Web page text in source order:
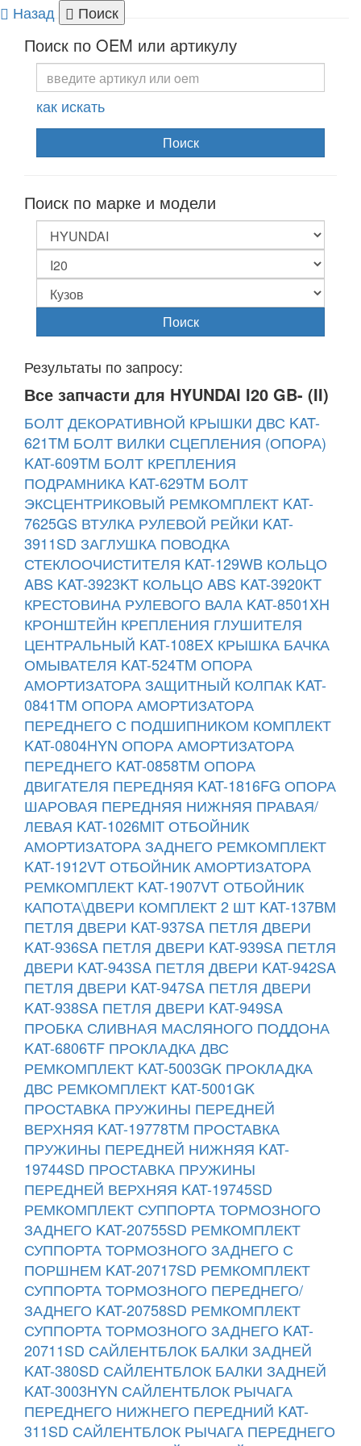
Назад Поиск
Поиск по OEM или артикулу
как искать
Поиск
Поиск по марке и модели
Поиск
Результаты по запросу:
Все запчасти для HYUNDAI I20 GB- (II)
БОЛТ ДЕКОРАТИВНОЙ КРЫШКИ ДВС KAT-
621TM БОЛТ ВИЛКИ СЦЕПЛЕНИЯ (ОПОРА)
KAT-609TM БОЛТ КРЕПЛЕНИЯ
ПОДРАМНИКА KAT-629TM БОЛТ
ЭКСЦЕНТРИКОВЫЙ РЕМКОМПЛЕКТ KAT-
7625GS ВТУЛКА РУЛЕВОЙ РЕЙКИ KAT-
3911SD ЗАГЛУШКА ПОВОДКА
СТЕКЛООЧИСТИТЕЛЯ KAT-129WB КОЛЬЦО
ABS KAT-3923KT КОЛЬЦО ABS KAT-3920KT
КРЕСТОВИНА РУЛЕВОГО ВАЛА KAT-8501XH
КРОНШТЕЙН КРЕПЛЕНИЯ ГЛУШИТЕЛЯ
ЦЕНТРАЛЬНЫЙ KAT-108EX КРЫШКА БАЧКА
ОМЫВАТЕЛЯ KAT-524TM ОПОРА
АМОРТИЗАТОРА ЗАЩИТНЫЙ КОЛПАК KAT-
0841TM ОПОРА АМОРТИЗАТОРА
ПЕРЕДНЕГО С ПОДШИПНИКОМ КОМПЛЕКТ
KAT-0804HYN ОПОРА АМОРТИЗАТОРА
ПЕРЕДНЕГО KAT-0858TM ОПОРА
ДВИГАТЕЛЯ ПЕРЕДНЯЯ KAT-1816FG ОПОРА
ШАРОВАЯ ПЕРЕДНЯЯ НИЖНЯЯ ПРАВАЯ/
ЛЕВАЯ KAT-1026MIT ОТБОЙНИК
АМОРТИЗАТОРА ЗАДНЕГО РЕМКОМПЛЕКТ
KAT-1912VT ОТБОЙНИК АМОРТИЗАТОРА
РЕМКОМПЛЕКТ KAT-1907VT ОТБОЙНИК
КАПОТА\ДВЕРИ КОМПЛЕКТ 2 ШТ KAT-137BM
ПЕТЛЯ ДВЕРИ KAT-937SA ПЕТЛЯ ДВЕРИ
KAT-936SA ПЕТЛЯ ДВЕРИ KAT-939SA ПЕТЛЯ
ДВЕРИ KAT-943SA ПЕТЛЯ ДВЕРИ KAT-942SA
ПЕТЛЯ ДВЕРИ KAT-947SA ПЕТЛЯ ДВЕРИ
KAT-938SA ПЕТЛЯ ДВЕРИ KAT-949SA
ПРОБКА СЛИВНАЯ МАСЛЯНОГО ПОДДОНА
KAT-6806TF ПРОКЛАДКА ДВС
РЕМКОМПЛЕКТ KAT-5003GK ПРОКЛАДКА
ДВС РЕМКОМПЛЕКТ KAT-5001GK
ПРОСТАВКА ПРУЖИНЫ ПЕРЕДНЕЙ
ВЕРХНЯЯ KAT-19778TM ПРОСТАВКА
ПРУЖИНЫ ПЕРЕДНЕЙ НИЖНЯЯ KAT-
19744SD ПРОСТАВКА ПРУЖИНЫ
ПЕРЕДНЕЙ ВЕРХНЯЯ KAT-19745SD
РЕМКОМПЛЕКТ СУППОРТА ТОРМОЗНОГО
ЗАДНЕГО KAT-20755SD РЕМКОМПЛЕКТ
СУППОРТА ТОРМОЗНОГО ЗАДНЕГО С
ПОРШНЕМ KAT-20717SD РЕМКОМПЛЕКТ
СУППОРТА ТОРМОЗНОГО ПЕРЕДНЕГО/
ЗАДНЕГО KAT-20758SD РЕМКОМПЛЕКТ
СУППОРТА ТОРМОЗНОГО ЗАДНЕГО KAT-
20711SD САЙЛЕНТБЛОК БАЛКИ ЗАДНЕЙ
KAT-380SD САЙЛЕНТБЛОК БАЛКИ ЗАДНЕЙ
KAT-3003HYN САЙЛЕНТБЛОК РЫЧАГА
ПЕРЕДНЕГО НИЖНЕГО ПЕРЕДНИЙ KAT-
311SD САЙЛЕНТБЛОК РЫЧАГА ПЕРЕДНЕГО